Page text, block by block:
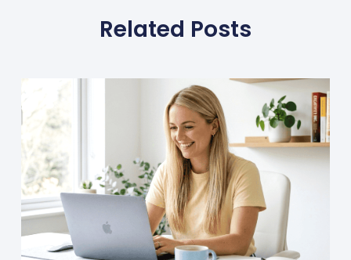
Related Posts